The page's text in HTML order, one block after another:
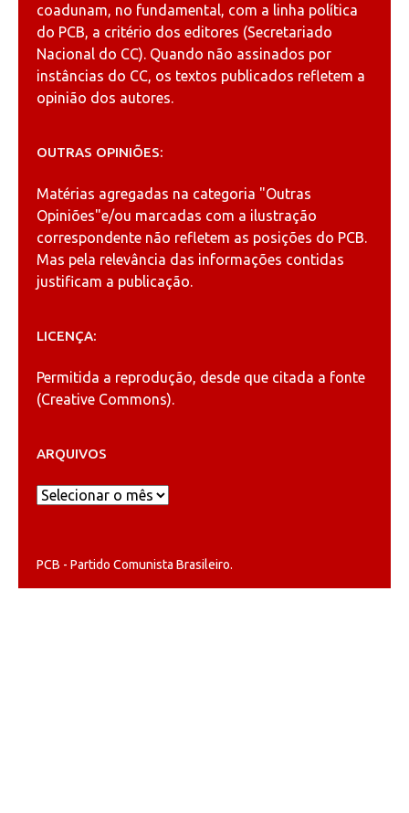
coadunam, no fundamental, com a linha política
do PCB, a critério dos editores (Secretariado
Nacional do CC). Quando não assinados por
instâncias do CC, os textos publicados refletem a
opinião dos autores.
OUTRAS OPINIÕES:
Matérias agregadas na categoria "Outras
Opiniões"e/ou marcadas com a ilustração
correspondente não refletem as posições do PCB.
Mas pela relevância das informações contidas
justificam a publicação.
LICENÇA:
Permitida a reprodução, desde que citada a fonte
(Creative Commons).
ARQUIVOS
Arquivos
PCB - Partido Comunista Brasileiro.